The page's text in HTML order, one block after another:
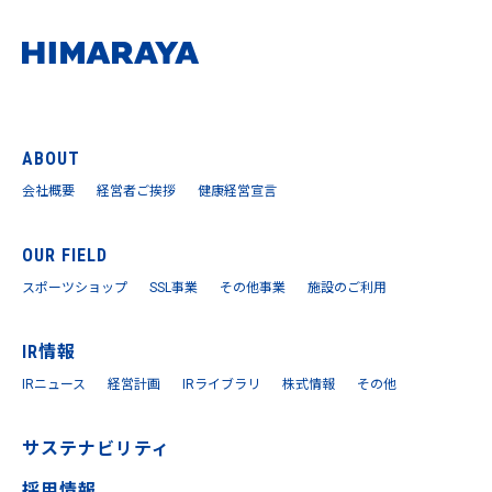
ABOUT
会社概要 経営者ご挨拶 健康経営宣言
OUR FIELD
スポーツショップ SSL事業 その他事業 施設のご利用
IR情報
IRニュース 経営計画 IRライブラリ 株式情報 その他
サステナビリティ